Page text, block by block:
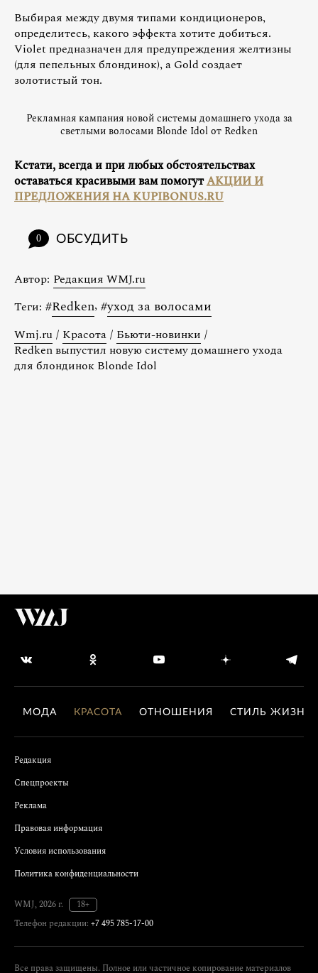
Выбирая между двумя типами кондиционеров,
определитесь, какого эффекта хотите добиться.
Violet предназначен для предупреждения желтизны
(для пепельных блондинок), а Gold создает
золотистый тон.
Рекламная кампания новой системы домашнего ухода за
светлыми волосами Blonde Idol от Redken
Кстати, всегда и при любых обстоятельствах
оставаться красивыми вам помогутАКЦИИ И
ПРЕДЛОЖЕНИЯ НА KUPIBONUS.RU
0 ОБСУДИТЬ
Автор: Редакция WMJ.ru
Теги: #Redken, #уход за волосами
Wmj.ru / Красота / Бьюти-новинки /
Redken выпустил новую систему домашнего ухода
для блондинок Blonde Idol
МОДА КРАСОТА ОТНОШЕНИЯ СТИЛЬ ЖИЗНИ
Редакция
Спецпроекты
Реклама
Правовая информация
Условия использования
Политика конфиденциальности
WMJ, 2026 г.
18+
Телефон редакции: +7 495 785-17-00
Все права защищены. Полное или частичное копирование материалов